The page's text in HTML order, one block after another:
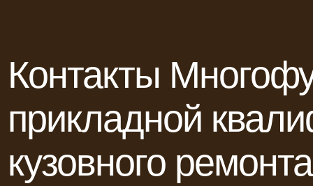
Контакты
прикладной
кузовного ремонта